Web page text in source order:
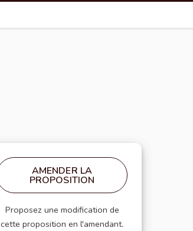
AMENDER LA
PROPOSITION
Proposez une modification de
cette proposition en l'amendant.